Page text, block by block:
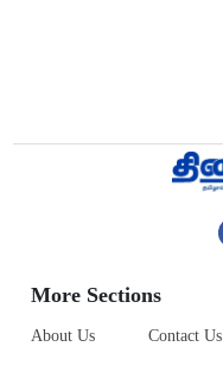
More Sections
About Us Contact Us